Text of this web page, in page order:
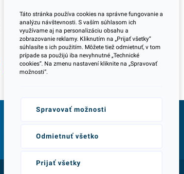
Potrebujete viac informácií ohľadom pravidelnej
dlhodobej spolupráce pri odberoch? Prosím
skontaktujte sa s naším obchodným tímom a
dohodnite si stretnutie kdekoľvek na Slovensku.
Radi Vás navštívime.
Táto stránka používa cookies na správne fungovanie a
analýzu návštevnosti. S vaším súhlasom ich
využívame aj na personalizáciu obsahu a
zobrazovanie reklamy. Kliknutím na „Prijať všetky“
súhlasíte s ich použitím. Môžete tiež odmietnuť, v tom
prípade sa použijú iba nevyhnutné „Technické
cookies“. Na zmenu nastavení kliknite na „Spravovať
možnosti“.
Spravovať možnosti
Odmietnuť všetko
Prijať všetky